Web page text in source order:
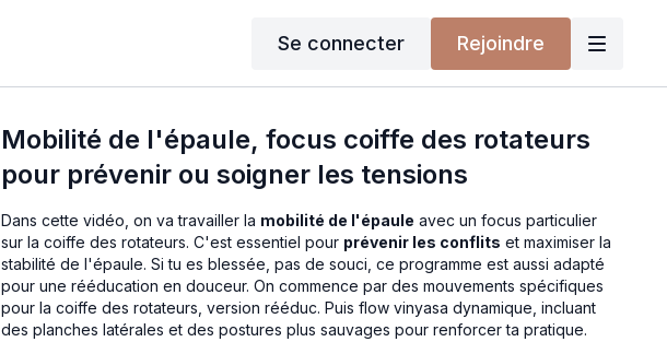
Se connecter Rejoindre
Mobilité de l'épaule, focus coiffe des rotateurs
pour prévenir ou soigner les tensions
Dans cette vidéo, on va travailler la mobilité de l'épaule avec un focus particulier
sur la coiffe des rotateurs. C'est essentiel pour prévenir les conflits et maximiser la
stabilité de l'épaule. Si tu es blessée, pas de souci, ce programme est aussi adapté
pour une rééducation en douceur. On commence par des mouvements spécifiques
pour la coiffe des rotateurs, version rééduc. Puis flow vinyasa dynamique, incluant
des planches latérales et des postures plus sauvages pour renforcer ta pratique.